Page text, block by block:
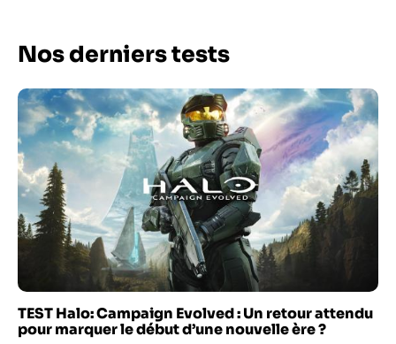
Nos derniers tests
TEST Halo: Campaign Evolved : Un retour attendu
pour marquer le début d’une nouvelle ère ?